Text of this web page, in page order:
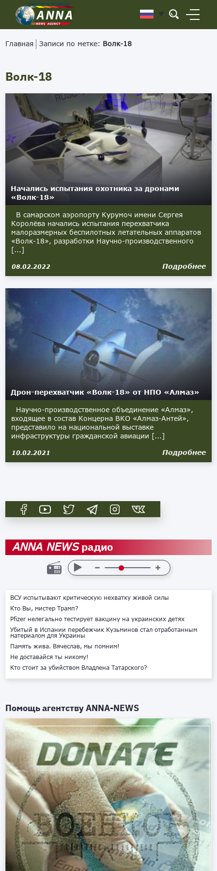
Главная Записи по метке: Волк-18
Волк-18
Начались испытания охотника за дронами
«Волк-18»
В самарском аэропорту Курумоч имени Сергея
Королёва начались испытания перехватчика
малоразмерных беспилотных летательных аппаратов
«Волк-18», разработки Научно-производственного
[...]
08.02.2022 Подробнее
Дрон-перехватчик «Волк-18» от НПО «Алмаз»
Научно-производственное объединение «Алмаз»,
входящее в состав Концерна ВКО «Алмаз-Антей»,
представило на национальной выставке
инфраструктуры гражданской авиации [...]
10.02.2021 Подробнее
ANNA NEWSрадио
ВСУ испытывают критическую нехватку живой силы
Кто Вы, мистер Трамп?
Pfizer нелегально тестирует вакцину на украинских детях
Убитый в Испании перебежчик Кузьминов стал отработанным
материалом для Украины
Память жива. Вячеслав, мы помним!
Не доставайся ты никому!
Кто стоит за убийством Владлена Татарского?
Помощь агентствуANNA-NEWS